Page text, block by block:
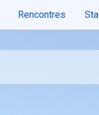
Rencontres